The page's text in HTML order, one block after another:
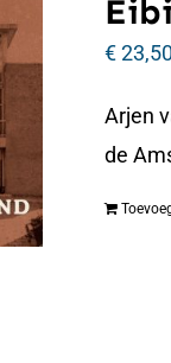
€
Arjen
de